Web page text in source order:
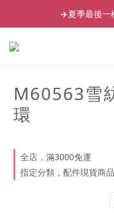
✈️夏季最後
M60563雪
環
全店，滿3000免運
指定分類，配件現貨商